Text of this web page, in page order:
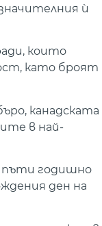
ѝ
които
като броят
канадската
в най-
пъти годишно
ден на